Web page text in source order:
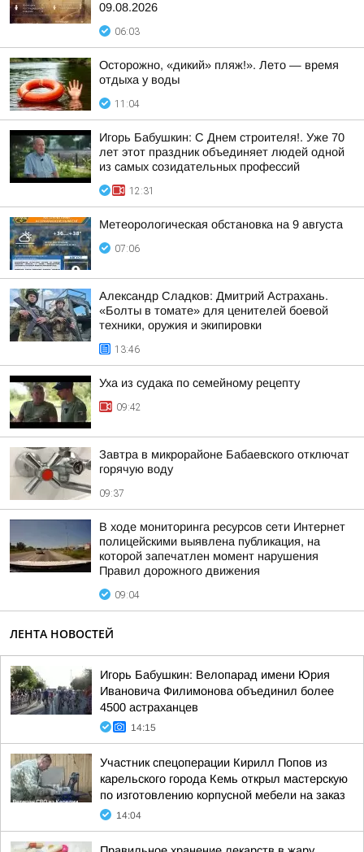
09.08.2026
06:03
Осторожно, «дикий» пляж!». Лето — время
отдыха у воды
11:04
Игорь Бабушкин: С Днем строителя!. Уже 70
лет этот праздник объединяет людей одной
из самых созидательных профессий
12:31
Метеорологическая обстановка на 9 августа
07:06
Александр Сладков: Дмитрий Астрахань.
«Болты в томате» для ценителей боевой
техники, оружия и экипировки
13:46
Уха из судака по семейному рецепту
09:42
Завтра в микрорайоне Бабаевского отключат
горячую воду
09:37
В ходе мониторинга ресурсов сети Интернет
полицейскими выявлена публикация, на
которой запечатлен момент нарушения
Правил дорожного движения
09:04
ЛЕНТА НОВОСТЕЙ
Игорь Бабушкин: Велопарад имени Юрия
Ивановича Филимонова объединил более
4500 астраханцев
14:15
Участник спецоперации Кирилл Попов из
карельского города Кемь открыл мастерскую
по изготовлению корпусной мебели на заказ
14:04